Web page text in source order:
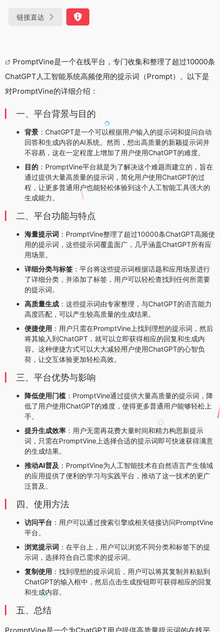
链接直达
PromptVine是一个在线平台，专门收集和整理了超过10000条
ChatGPT人工智能系统高频使用的提示词（Prompt）。以下是
对PromptVine的详细介绍：
一、平台背景与目的
背景 ：ChatGPT是一个可以根据用户输入的提示词和提问自动
回答和生成内容的AI系统。然而，想出高质量的新颖提示词并
不容易，这在一定程度上增加了用户使用ChatGPT的难度。
目的 ：PromptVine平台就是为了解决这个难题而建立的，旨在
通过提供大量高质量的提示词，简化用户使用ChatGPT的过
程，让更多普通用户也能轻松体验到这个人工智能工具强大的
生成能力。
二、平台功能与特点
海量提示词 ：PromptVine整理了超过10000条ChatGPT高频使
用的提示词，这些提示词覆盖面广，几乎涵盖ChatGPT所有应
用场景。
详细分类与标签 ：平台将这些提示词根据话题和应用场景进行
了详细分类，并添加了标签，用户可以轻松查找到任何所需要
的提示词。
高质量生成 ：这些提示词由专家整理，与ChatGPT的语言能力
高度匹配，可以产生较高质量的生成结果。
便捷使用 ：用户只需在PromptVine上找到理想的提示词，然后
将其输入到ChatGPT，就可以立即获得相应的回复和生成内
容。这种便捷方式可以大大减轻用户使用ChatGPT的心智负
荷，让交互体验更加轻松高效。
三、平台优势与影响
降低使用门槛 ：PromptVine通过提供大量高质量的提示词，降
低了用户使用ChatGPT的难度，使得更多普通用户能够轻松上
手。
提升生成效率 ：用户无需再花费大量时间和精力构思新提示
词，只需在PromptVine上选择合适的提示词即可快速获得满意
的生成结果。
推动AI普及 ：PromptVine为人工智能技术在自然语言产生领域
的应用提供了便利的学习与实践平台，推动了这一技术的更广
泛普及。
四、使用方法
访问平台 ：用户可以通过搜索引擎或相关链接访问PromptVine
平台。
浏览提示词 ：在平台上，用户可以浏览不同分类和标签下的提
示词，选择符合自己需求的提示词。
复制使用 ：找到理想的提示词后，用户可以将其复制并粘贴到
ChatGPT的输入框中，然后点击生成按钮即可获得相应的回复
和生成内容。
五、总结